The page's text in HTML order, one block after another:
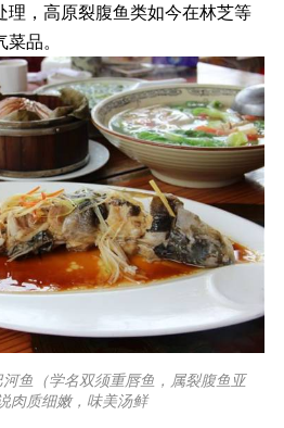
理，高原裂腹鱼类如今在林芝等
品。
鱼（学名双须重唇鱼，属裂腹鱼亚
肉质细嫩，味美汤鲜